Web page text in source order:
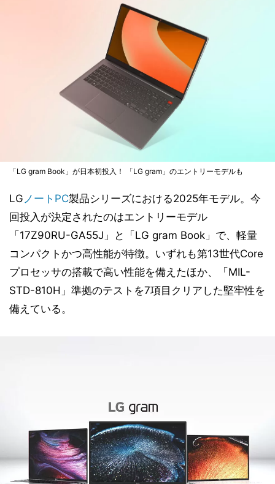
「LG gram Book」が日本初投入！ 「LG gram」のエントリーモデルも
LG ノートPC製品シリーズにおける2025年モデル。今
回投入が決定されたのはエントリーモデル
「17Z90RU-GA55J」と「LG gram Book」で、軽量
コンパクトかつ高性能が特徴。いずれも第13世代Core
プロセッサの搭載で高い性能を備えたほか、「MIL-
STD-810H」準拠のテストを7項目クリアした堅牢性を
備えている。